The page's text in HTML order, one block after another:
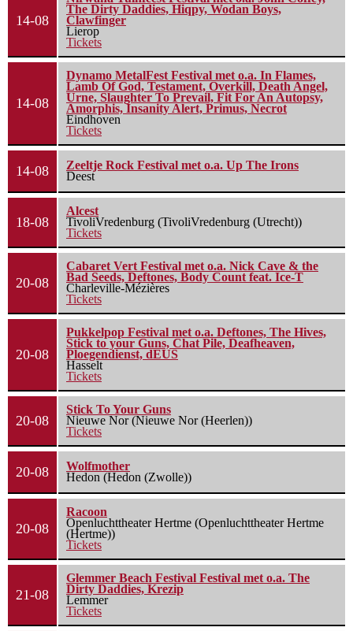
14-08
The Dirty Daddies, Hiqpy, Wodan Boys,
Clawfinger
Lierop
Tickets
14-08
Dynamo MetalFest Festival met o.a. In Flames,
Lamb Of God, Testament, Overkill, Death Angel,
Urne, Slaughter To Prevail, Fit For An Autopsy,
Amorphis, Insanity Alert, Primus, Necrot
Eindhoven
Tickets
14-08
Zeeltje Rock Festival met o.a. Up The Irons
Deest
18-08
Alcest
TivoliVredenburg (TivoliVredenburg (Utrecht))
Tickets
20-08
Cabaret Vert Festival met o.a. Nick Cave & the
Bad Seeds, Deftones, Body Count feat. Ice-T
Charleville-Mézières
Tickets
20-08
Pukkelpop Festival met o.a. Deftones, The Hives,
Stick to your Guns, Chat Pile, Deafheaven,
Ploegendienst, dEUS
Hasselt
Tickets
20-08
Stick To Your Guns
Nieuwe Nor (Nieuwe Nor (Heerlen))
Tickets
20-08
Wolfmother
Hedon (Hedon (Zwolle))
20-08
Racoon
Openluchttheater Hertme (Openluchttheater Hertme
(Hertme))
Tickets
21-08
Glemmer Beach Festival Festival met o.a. The
Dirty Daddies, Krezip
Lemmer
Tickets